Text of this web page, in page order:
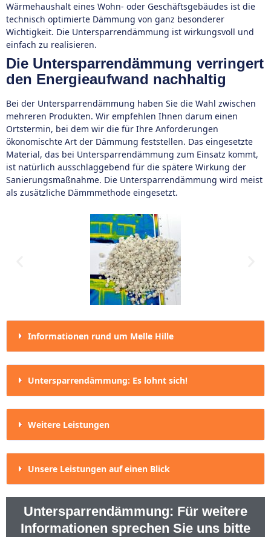
Wärmehaushalt eines Wohn- oder Geschäftsgebäudes ist die
technisch optimierte Dämmung von ganz besonderer
Wichtigkeit. Die Untersparrendämmung ist wirkungsvoll und
einfach zu realisieren.
Die Untersparrendämmung verringert
den Energieaufwand nachhaltig
Bei der Untersparrendämmung haben Sie die Wahl zwischen
mehreren Produkten. Wir empfehlen Ihnen darum einen
Ortstermin, bei dem wir die für Ihre Anforderungen
ökonomischte Art der Dämmung feststellen. Das eingesetzte
Material, das bei Untersparrendämmung zum Einsatz kommt,
ist natürlich ausschlaggebend für die spätere Wirkung der
Sanierungsmaßnahme. Die Untersparrendämmung wird meist
als zusätzliche Dämmmethode eingesetzt.
Informationen rund um Melle Hille
Untersparrendämmung: Es lohnt sich!
Weitere Leistungen
Unsere Leistungen auf einen Blick
Untersparrendämmung: Für weitere
Informationen sprechen Sie uns bitte